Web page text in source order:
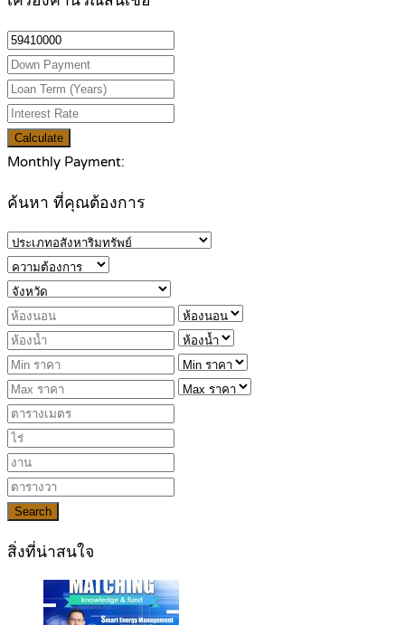
Calculate
Monthly Payment:
ค้นหา ที่คุณต้องการ
Search
สิ่งที่น่าสนใจ